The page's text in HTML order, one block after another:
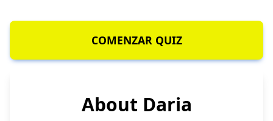
COMENZAR QUIZ
About Daria